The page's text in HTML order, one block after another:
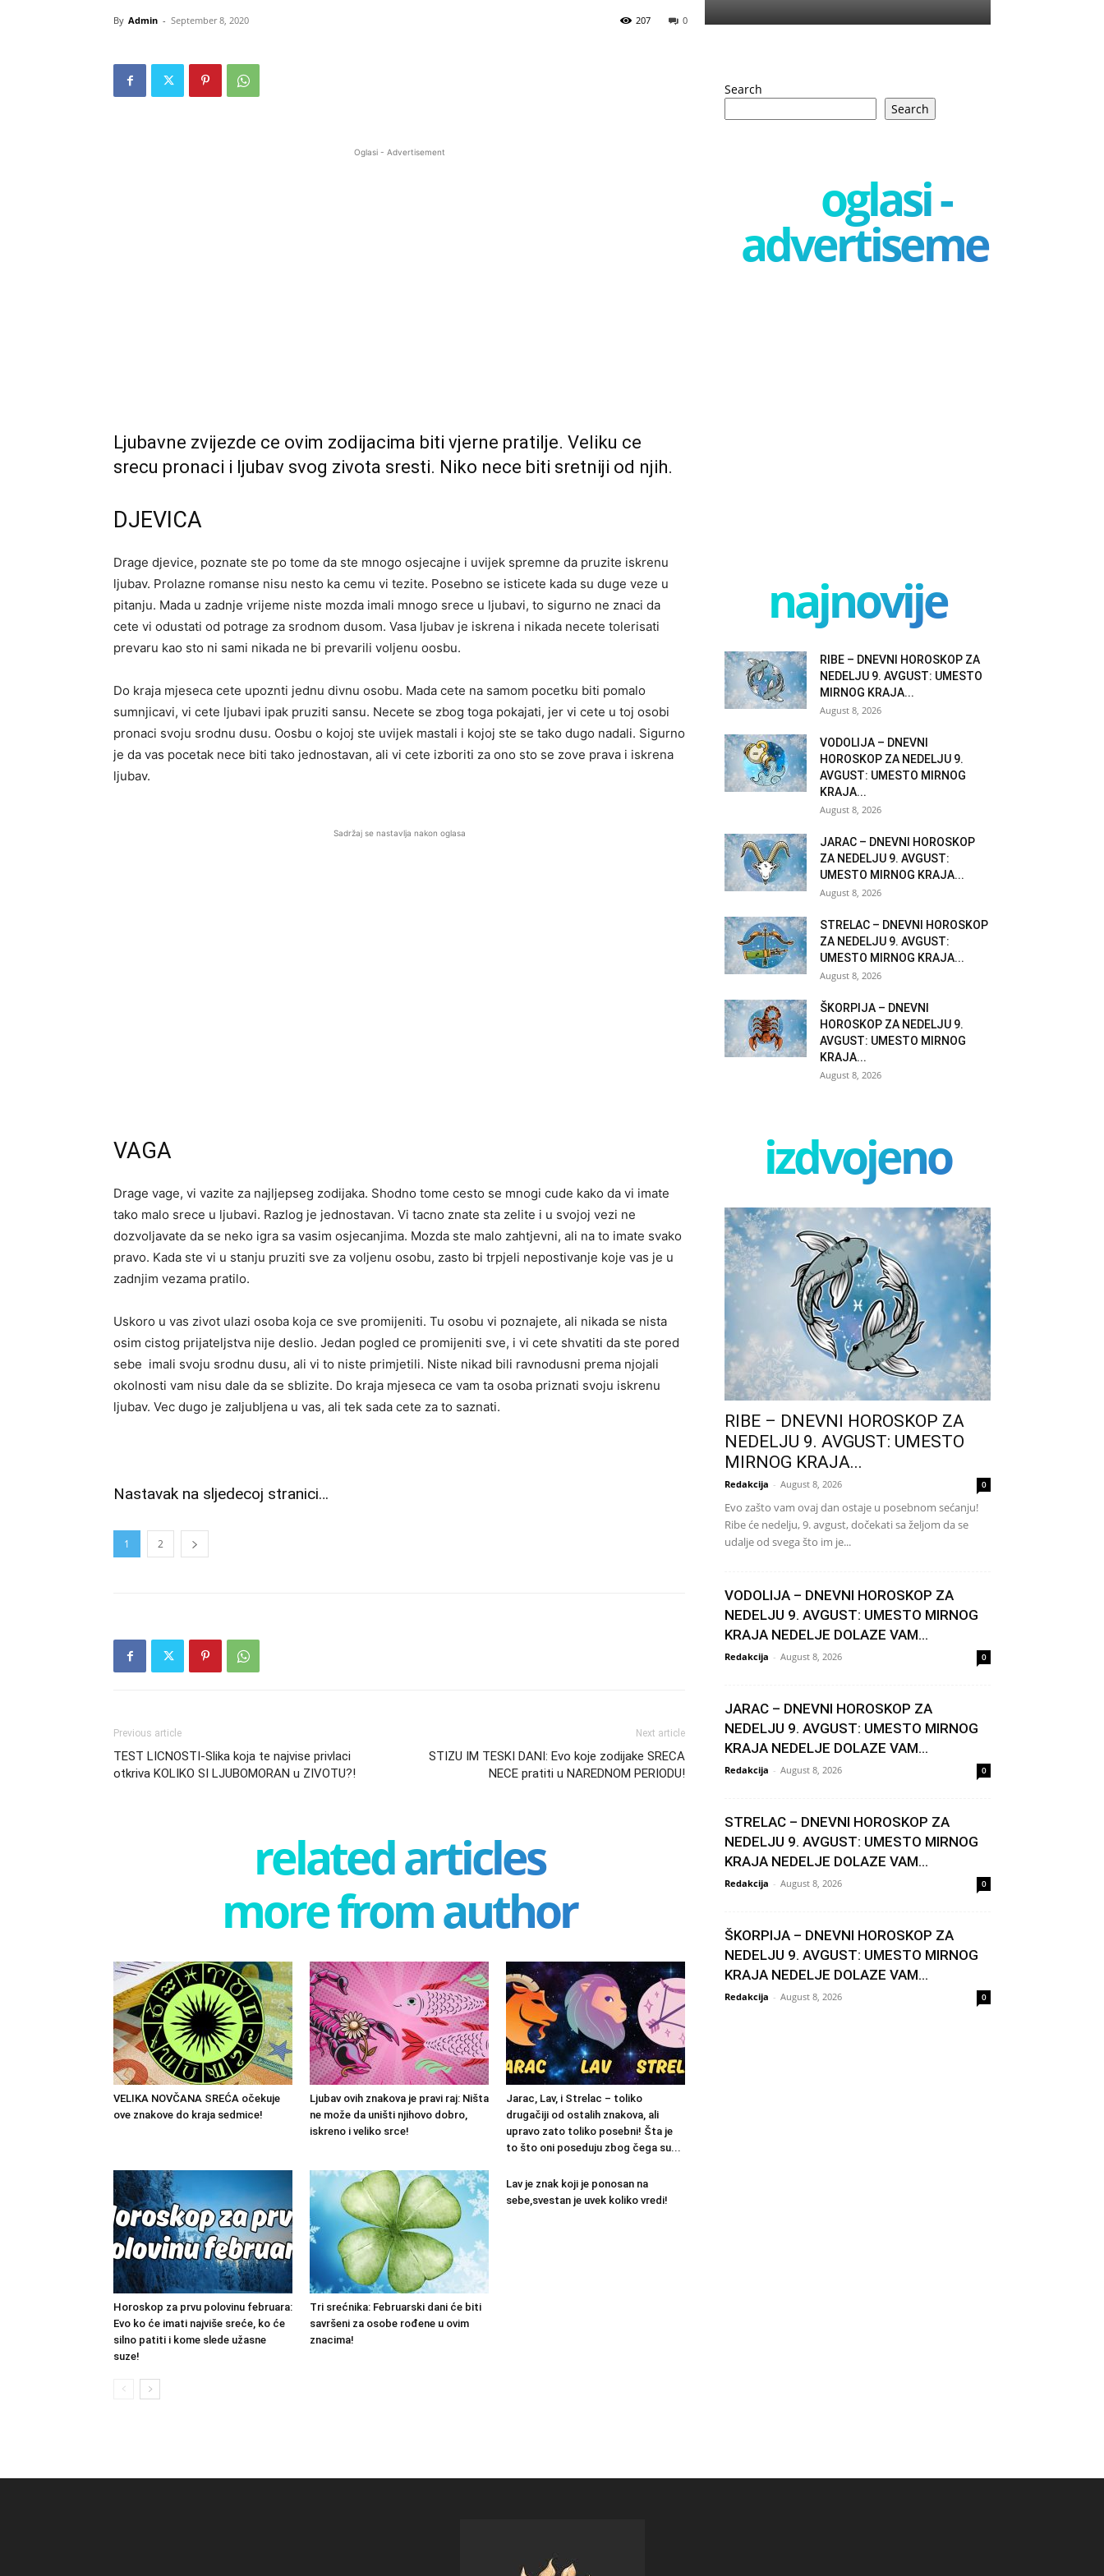
By Admin - September 8, 2020 0
207
Oglasi - Advertisement
Ljubavne zvijezde ce ovim zodijacima biti vjerne pratilje. Veliku ce
srecu pronaci i ljubav svog zivota sresti. Niko nece biti sretniji od njih.
DJEVICA
Drage djevice, poznate ste po tome da ste mnogo osjecajne i uvijek spremne da pruzite iskrenu
ljubav. Prolazne romanse nisu nesto ka cemu vi tezite. Posebno se isticete kada su duge veze u
pitanju. Mada u zadnje vrijeme niste mozda imali mnogo srece u ljubavi, to sigurno ne znaci da
cete vi odustati od potrage za srodnom dusom. Vasa ljubav je iskrena i nikada necete tolerisati
prevaru kao sto ni sami nikada ne bi prevarili voljenu oosbu.
Do kraja mjeseca cete upoznti jednu divnu osobu. Mada cete na samom pocetku biti pomalo
sumnjicavi, vi cete ljubavi ipak pruziti sansu. Necete se zbog toga pokajati, jer vi cete u toj osobi
pronaci svoju srodnu dusu. Oosbu o kojoj ste uvijek mastali i kojoj ste se tako dugo nadali. Sigurno
je da vas pocetak nece biti tako jednostavan, ali vi cete izboriti za ono sto se zove prava i iskrena
ljubav.
Sadržaj se nastavlja nakon oglasa
VAGA
Drage vage, vi vazite za najljepseg zodijaka. Shodno tome cesto se mnogi cude kako da vi imate
tako malo srece u ljubavi. Razlog je jednostavan. Vi tacno znate sta zelite i u svojoj vezi ne
dozvoljavate da se neko igra sa vasim osjecanjima. Mozda ste malo zahtjevni, ali na to imate svako
pravo. Kada ste vi u stanju pruziti sve za voljenu osobu, zasto bi trpjeli nepostivanje koje vas je u
zadnjim vezama pratilo.
Uskoro u vas zivot ulazi osoba koja ce sve promijeniti. Tu osobu vi poznajete, ali nikada se nista
osim cistog prijateljstva nije deslio. Jedan pogled ce promijeniti sve, i vi cete shvatiti da ste pored
sebe imali svoju srodnu dusu, ali vi to niste primjetili. Niste nikad bili ravnodusni prema njojali
okolnosti vam nisu dale da se sblizite. Do kraja mjeseca ce vam ta osoba priznati svoju iskrenu
ljubav. Vec dugo je zaljubljena u vas, ali tek sada cete za to saznati.
Nastavak na sljedecoj stranici…
1 2
Previous article
TEST LICNOSTI-Slika koja te najvise privlaci
otkriva KOLIKO SI LJUBOMORAN u ZIVOTU?!
Next article
STIZU IM TESKI DANI: Evo koje zodijake SRECA
NECE pratiti u NAREDNOM PERIODU!
related articles
more from author
VELIKA NOVČANA SREĆA očekuje
ove znakove do kraja sedmice!
Ljubav ovih znakova je pravi raj: Ništa
ne može da uništi njihovo dobro,
iskreno i veliko srce!
Jarac, Lav, i Strelac – toliko
drugačiji od ostalih znakova, ali
upravo zato toliko posebni! Šta je
to što oni poseduju zbog čega su...
Horoskop za prvu polovinu februara:
Evo ko će imati najviše sreće, ko će
silno patiti i kome slede užasne
suze!
Tri srećnika: Februarski dani će biti
savršeni za osobe rođene u ovim
znacima!
Lav je znak koji je ponosan na
sebe,svestan je uvek koliko vredi!
Search
Search
oglasi -
advertisement
najnovije
RIBE – DNEVNI HOROSKOP ZA
NEDELJU 9. AVGUST: UMESTO
MIRNOG KRAJA...
August 8, 2026
VODOLIJA – DNEVNI
HOROSKOP ZA NEDELJU 9.
AVGUST: UMESTO MIRNOG
KRAJA...
August 8, 2026
JARAC – DNEVNI HOROSKOP
ZA NEDELJU 9. AVGUST:
UMESTO MIRNOG KRAJA...
August 8, 2026
STRELAC – DNEVNI HOROSKOP
ZA NEDELJU 9. AVGUST:
UMESTO MIRNOG KRAJA...
August 8, 2026
ŠKORPIJA – DNEVNI
HOROSKOP ZA NEDELJU 9.
AVGUST: UMESTO MIRNOG
KRAJA...
August 8, 2026
izdvojeno
RIBE – DNEVNI HOROSKOP ZA
NEDELJU 9. AVGUST: UMESTO
MIRNOG KRAJA...
Redakcija - August 8, 2026 0
Evo zašto vam ovaj dan ostaje u posebnom sećanju!
Ribe će nedelju, 9. avgust, dočekati sa željom da se
udalje od svega što im je...
VODOLIJA – DNEVNI HOROSKOP ZA
NEDELJU 9. AVGUST: UMESTO MIRNOG
KRAJA NEDELJE DOLAZE VAM...
Redakcija - August 8, 2026 0
JARAC – DNEVNI HOROSKOP ZA
NEDELJU 9. AVGUST: UMESTO MIRNOG
KRAJA NEDELJE DOLAZE VAM...
Redakcija - August 8, 2026 0
STRELAC – DNEVNI HOROSKOP ZA
NEDELJU 9. AVGUST: UMESTO MIRNOG
KRAJA NEDELJE DOLAZE VAM...
Redakcija - August 8, 2026 0
ŠKORPIJA – DNEVNI HOROSKOP ZA
NEDELJU 9. AVGUST: UMESTO MIRNOG
KRAJA NEDELJE DOLAZE VAM...
Redakcija - August 8, 2026 0